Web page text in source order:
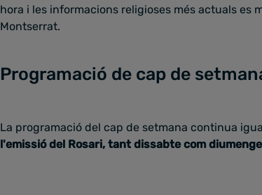
hora i les informacions religioses més actuals es
Montserrat.
Programació de cap de
La programació del cap de setmana continua
l'emissió del Rosari, tant dissabte com